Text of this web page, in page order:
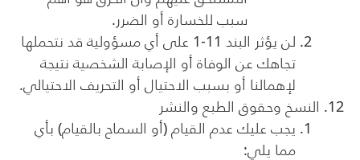
سبب للخسارة أو الضرر.
لن يؤثر البند 11-1 على أي مسؤولية قد نتحملها
تجاهك عن الوفاة أو الإصابة الشخصية نتيجة
لإهمالنا أو بسبب الاحتيال أو التحريف الاحتيالي.
النسخ وحقوق الطبع والنشر
يجب عليك عدم القيام (أو السماح بالقيام) بأي
مما يلي: